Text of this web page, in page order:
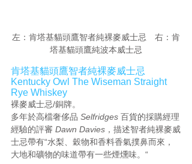
左：肯塔基貓頭鷹智者純裸麥威士忌　右：肯
塔基貓頭鷹純波本威士忌
肯塔基貓頭鷹智者純裸麥威士忌
Kentucky Owl The Wiseman Straight
Rye Whiskey
裸麥威士忌/銅牌。
多年於高檔奢侈品 Selfridges 百貨的採購經理
經驗的評審 Dawn Davies ，描述智者純裸麥威
士忌帶有“水梨、穀物和香料香氣撲鼻而來，
大地和礦物的味道帶有一些煙燻味。“